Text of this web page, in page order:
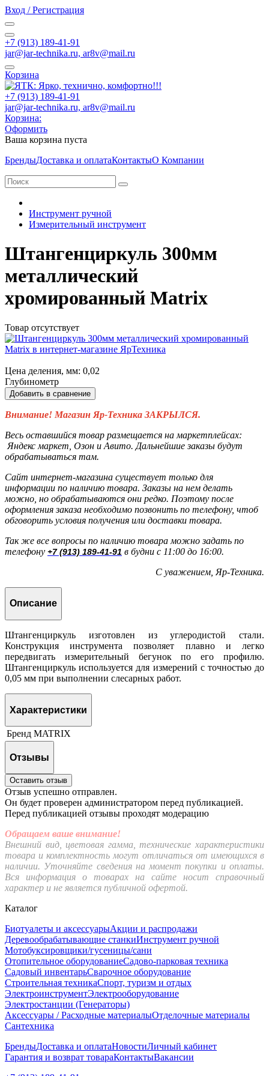
Вход / Регистрация
+7 (913) 189-41-91
jar@jar-technika.ru, ar8v@mail.ru
Корзина
+7 (913) 189-41-91
jar@jar-technika.ru, ar8v@mail.ru
Корзина:
Оформить
Ваша корзина пуста
БрендыДоставка и оплатаКонтактыО Компании
Инструмент ручной
Измерительный инструмент
Штангенциркуль 300мм
металлический
хромированный Matrix
Товар отсутствует
Цена деления, мм: 0,02
Глубинометр
Добавить в сравнение
Внимание! Магазин Яр-Техника ЗАКРЫЛСЯ.
Весь оставшийся товар размещается на маркетплейсах:
Яндекс маркет, Озон и Авито. Дальнейшие заказы будут
обрабатываться там.
Сайт интернет-магазина существует только для
информации по наличию товара. Заказы на нем делать
можно, но обрабатываются они редко. Поэтому после
оформления заказа необходимо позвонить по телефону, чтоб
обговорить условия получения или доставки товара.
Так же все вопросы по наличию товара можно задать по
телефону +7 (913) 189-41-91 в будни с 11:00 до 16:00.
С уважением, Яр-Техника.
Описание
Штангенциркуль изготовлен из углеродистой стали.
Конструкция инструмента позволяет плавно и легко
передвигать измерительный бегунок по его профилю.
Штангенциркуль используется для измерений с точностью до
0,05 мм при выполнении слесарных работ.
Характеристики
Бренд MATRIX
Отзывы
Оставить отзыв
Отзыв успешно отправлен.
Он будет проверен администратором перед публикацией.
Перед публикацией отзывы проходят модерацию
Обращаем ваше внимание!
Внешний вид, цветовая гамма, технические характеристики
товара и комплектность могут отличаться от имеющихся в
наличии. Уточняйте сведения на момент покупки и оплаты.
Вся информация о товарах на сайте носит справочный
характер и не является публичной офертой.
Каталог
Биотуалеты и аксессуарыАкции и распродажи
Деревообрабатывающие станкиИнструмент ручной
Мотобуксировщики/гусеницы/сани
Отопительное оборудованиеСадово-парковая техника
Садовый инвентарьСварочное оборудование
Строительная техникаСпорт, туризм и отдых
ЭлектроинструментЭлектрооборудование
Электростанции (Генераторы)
Аксессуары / Расходные материалыОтделочные материалы
Сантехника
БрендыДоставка и оплатаНовостиЛичный кабинет
Гарантия и возврат товараКонтактыВакансии